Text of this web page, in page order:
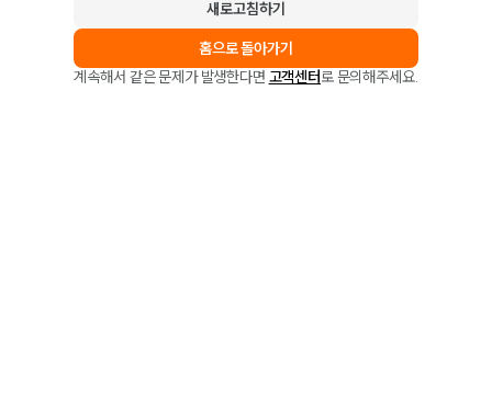
새로고침하기
홈으로 돌아가기
계속해서 같은 문제가 발생한다면 고객센터로 문의해주세요.